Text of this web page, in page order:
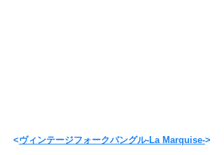
<ヴィンテージフォークバングル-La Marquise->